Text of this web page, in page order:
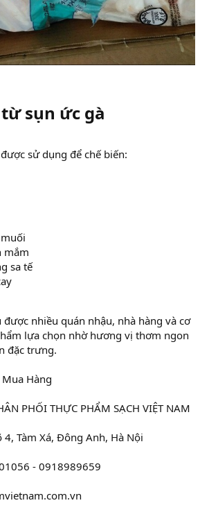
sụn ức gà​
sử dụng để chế biến:
mắm
sa tế
nhiều quán nhậu, nhà hàng và cơ
lựa chọn nhờ hương vị thơm ngon
đặc trưng.
Hàng
PHỐI THỰC PHẨM SẠCH VIỆT NAM
Tàm Xá, Đông Anh, Hà Nội
- 0918989659